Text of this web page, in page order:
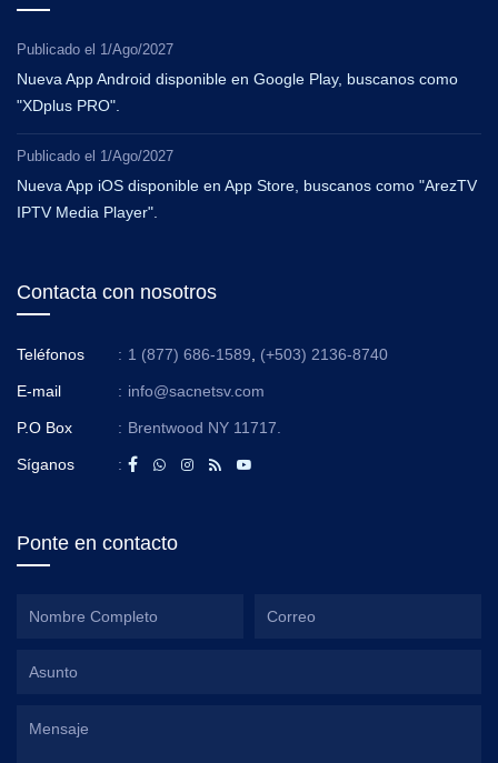
Publicado el 1/Ago/2027
Nueva App Android disponible en Google Play, buscanos como
"XDplus PRO".
Publicado el 1/Ago/2027
Nueva App iOS disponible en App Store, buscanos como "ArezTV
IPTV Media Player".
Contacta con nosotros
Teléfonos : 1 (877) 686-1589 (+503) 2136-8740
E-mail : info@sacnetsv.com
P.O Box : Brentwood NY 11717.
Síganos :
Ponte en contacto